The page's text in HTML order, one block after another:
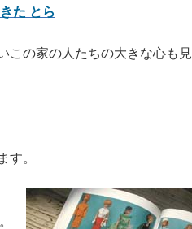
た とら
この家の人たちの大きな心も見
す。